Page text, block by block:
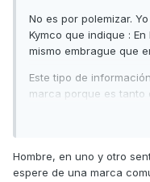
No es por polemizar.
Kymco que indique :
mismo embrague que
Este tipo de
marca porque es
se limitan a esbozar
años montándolo. Por
discos delanteros
Hombre, en uno y otro
espere de una marca